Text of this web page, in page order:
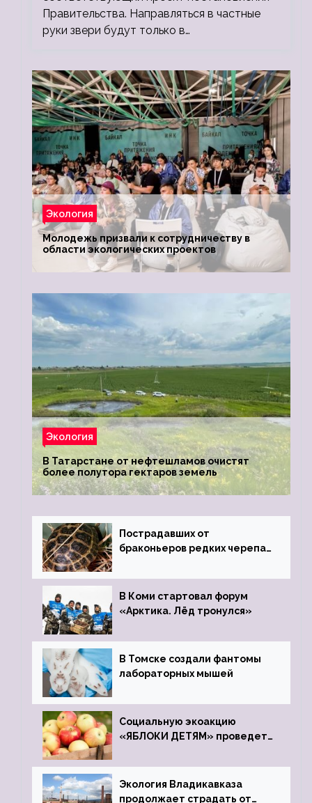
Правительства. Направляться в частные
руки звери будут только в…
Экология
Молодежь призвали к сотрудничеству в
области экологических проектов
Экология
В Татарстане от нефтешламов очистят
более полутора гектаров земель
Пострадавших от
браконьеров редких черепах
зоопарк
В Коми стартовал форум
«Арктика. Лёд тронулся»
В Томске создали фантомы
лабораторных мышей
Социальную экоакцию
«ЯБЛОКИ ДЕТЯМ» проведет
Экология Владикавказа
продолжает страдать от